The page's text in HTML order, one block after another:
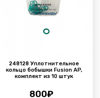
248128 Уплотнительное
кольцо бобышки Fusion AP,
комплект из 10 штук
800₽